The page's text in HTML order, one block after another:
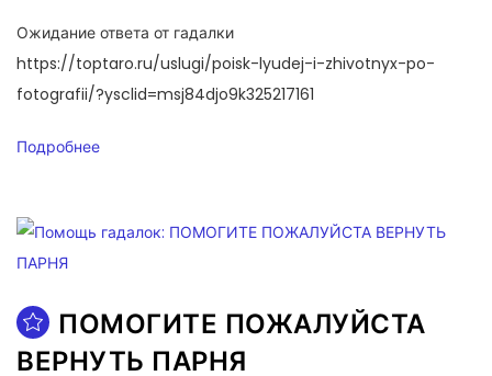
Ожидание ответа от гадалки
https://toptaro.ru/uslugi/poisk-lyudej-i-zhivotnyx-po-
fotografii/?ysclid=msj84djo9k325217161
Подробнее
ПОМОГИТЕ ПОЖАЛУЙСТА
ВЕРНУТЬ ПАРНЯ